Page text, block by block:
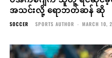
အသင်းလို့ ရောဘတ်ဆန် ဆို
SOCCER SPORTS AUTHOR - MARCH 10,